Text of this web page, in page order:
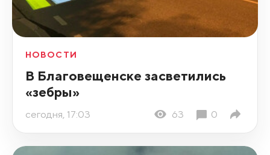
НОВОСТИ
В Благовещенске засветились
«зебры»
сегодня, 17:03 63 0